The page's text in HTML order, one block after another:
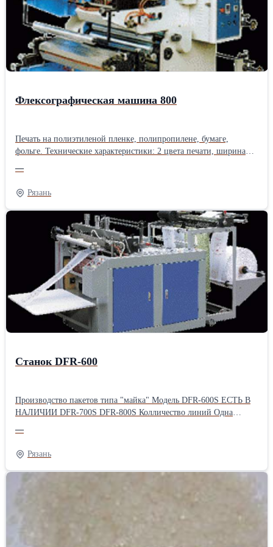
Флексографическая машина 800
Печать на полиэтиленой пленке, полипропилене, бумаге,
фольге. Технические характеристики: 2 цвета печати, ширина
валов 500, 540, 600 и 700 мм.Производитель: Китай
—
Рязань
Станок DFR-600
Производство пакетов типа "майка" Модель DFR-600S ЕСТЬ В
НАЛИЧИИ DFR-700S DFR-800S Колличество линий Одна
двигатель Главный двигатель 1.5KW Мощность нагревателей
2.5KW Напряжение питания 220V, 50Hz Электроника
Проверенные Китайские бренды Вес 750kg 800kg 850kg
—
Рязань